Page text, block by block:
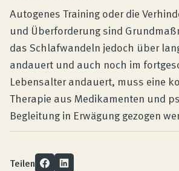
Autogenes Training oder die
und Überforderung sind
das Schlafwandeln jedoch über
andauert und auch noch im
Lebensalter andauert, muss eine
Therapie aus Medikamenten und
Begleitung in Erwägung gezogen
Teilen